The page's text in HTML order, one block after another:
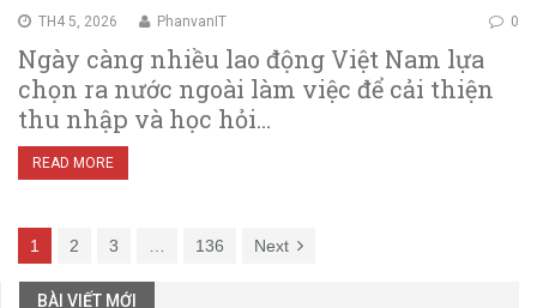
TH4 5, 2026 0
PhanvanIT
Ngày càng nhiều lao động Việt Nam lựa
chọn ra nước ngoài làm việc để cải thiện
thu nhập và học hỏi…
READ MORE
1 2 3 136 Next
BÀI VIẾT MỚI